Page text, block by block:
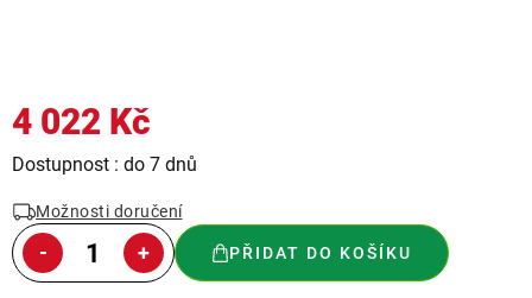
4 022 Kč
Měrná
Dostupnost : do 7 dnů
Možnosti doručení
PŘIDAT DO KOŠÍKU